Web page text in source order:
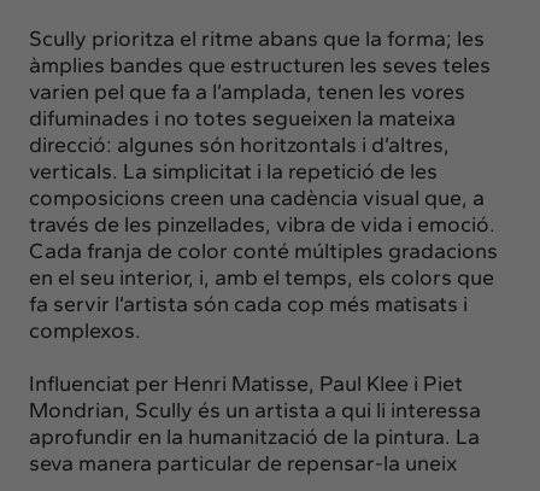
Scully prioritza el ritme abans que la forma; les
àmplies bandes que estructuren les seves teles
varien pel que fa a l’amplada, tenen les vores
difuminades i no totes segueixen la mateixa
direcció: algunes són horitzontals i d’altres,
verticals. La simplicitat i la repetició de les
composicions creen una cadència visual que, a
través de les pinzellades, vibra de vida i emoció.
Cada franja de color conté múltiples gradacions
en el seu interior, i, amb el temps, els colors que
fa servir l’artista són cada cop més matisats i
complexos.
Influenciat per Henri Matisse, Paul Klee i Piet
Mondrian, Scully és un artista a qui li interessa
aprofundir en la humanització de la pintura. La
seva manera particular de repensar-la uneix